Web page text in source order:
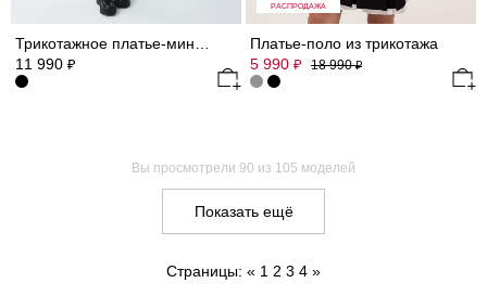
11 990 ₽
РАСПРОДАЖА
Платье-поло из трикотажа
5 990 ₽ 18 990₽
Вы просмотрели 90 из 105 моделей
Показать ещё
Страницы: « 1 2 3 4 »